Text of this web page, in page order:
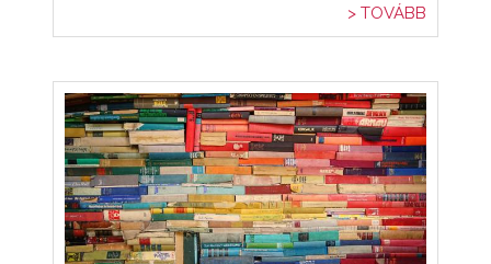
> TOVÁBB